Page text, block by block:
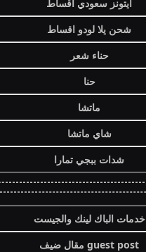
ايتونز سعودي اقساط
شحن يلا لودو اقساط
حناء شعر
حنا
ماتشا
شاي ماتشا
شدات ببجي تمارا
خدمات الباك لينك والجيست
guest post مقال ضيف